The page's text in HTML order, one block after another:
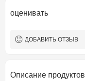
воды
Плотность концентрата
(%)
концентрации
оценивать
ДОБАВИТЬ ОТЗЫВ
Описание продуктов